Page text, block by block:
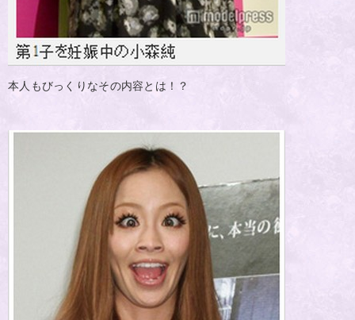
本人もびっくりなその内容とは！？